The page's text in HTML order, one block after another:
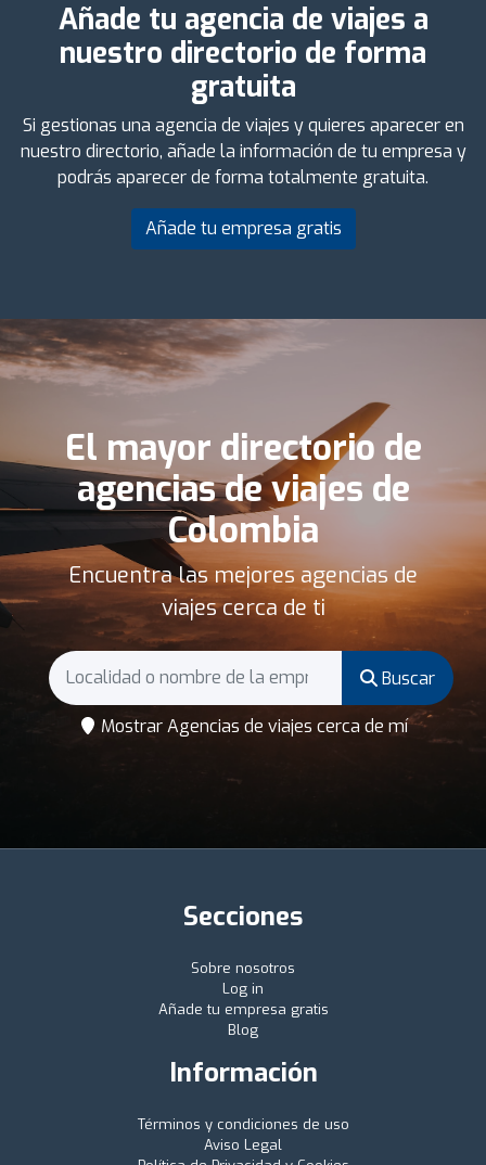
Añade tu agencia de viajes a
nuestro directorio de forma
gratuita
Si gestionas una agencia de viajes y quieres aparecer en
nuestro directorio, añade la información de tu empresa y
podrás aparecer de forma totalmente gratuita.
Añade tu empresa gratis
El mayor directorio de
agencias de viajes de
Colombia
Encuentra las mejores agencias de
viajes cerca de ti
Buscar
Mostrar Agencias de viajes cerca de mí
Secciones
Sobre nosotros
Log in
Añade tu empresa gratis
Blog
Información
Términos y condiciones de uso
Aviso Legal